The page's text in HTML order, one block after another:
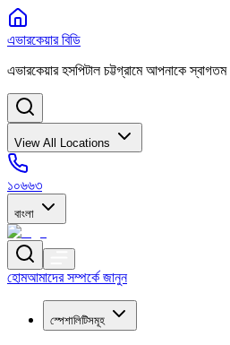
এভারকেয়ার বিডি
এভারকেয়ার হসপিটাল চট্টগ্রামে আপনাকে স্বাগতম
View All Locations
১০৬৬৩
বাংলা
হোমআমাদের সম্পর্কে জানুন
স্পেশালিটিসমূহ